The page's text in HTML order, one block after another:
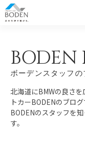
BODEN
ボーデンスタッフの
北海道にBMWの良さ
トカーBODENのブログ
BODENのスタッフを
す。